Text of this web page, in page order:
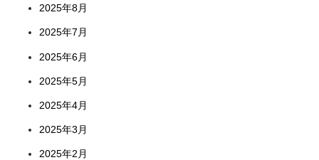
2025年8月
2025年7月
2025年6月
2025年5月
2025年4月
2025年3月
2025年2月